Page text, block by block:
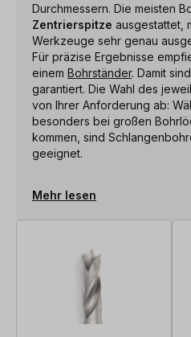
Durchmessern. Die meisten
Zentrierspitze ausgestattet,
Werkzeuge sehr genau
Für präzise Ergebnisse
einem Bohrständer. Damit
garantiert. Die Wahl des
von Ihrer Anforderung ab:
besonders bei großen
kommen, sind
geeignet.
Mehr lesen